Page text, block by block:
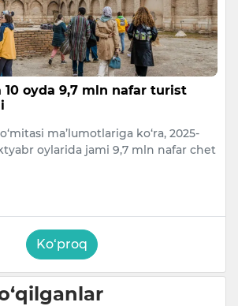
10 oyda 9,7 mln nafar turist
ma’lumotlariga ko‘ra, 2025-
oylarida jami 9,7 mln nafar chet
Ko‘proq